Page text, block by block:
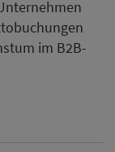
im B2B-